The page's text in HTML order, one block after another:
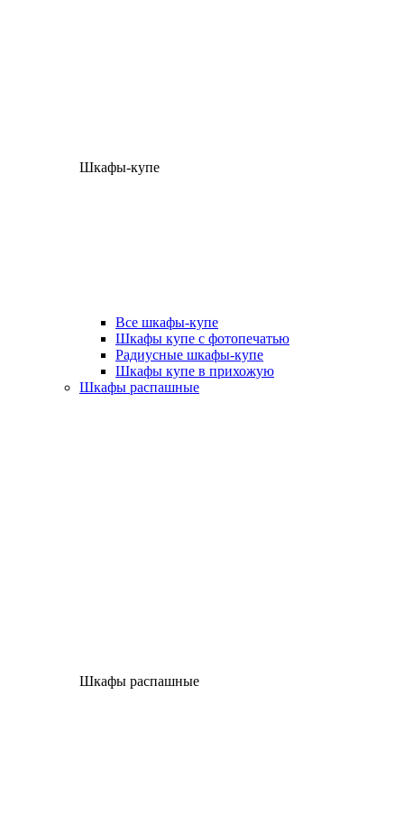
Шкафы-купе
Все шкафы-купе
Шкафы купе с фотопечатью
Радиусные шкафы-купе
Шкафы купе в прихожую
Шкафы распашные
Шкафы распашные